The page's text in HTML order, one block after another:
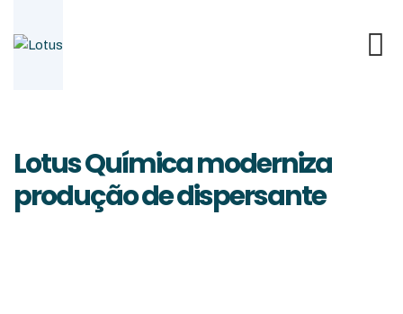
Lotus Química moderniza
produção de dispersante